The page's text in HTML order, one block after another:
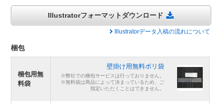
Illustratorフォーマットダウンロード
Illustratorデータ入稿の流れについて
梱包
梱包用無
料袋
壁掛け用無料ポリ袋
※弊社での梱包サービスは行っておりません。
※無料袋は商品によって決まっているため、ご
指定いただくことはできません。